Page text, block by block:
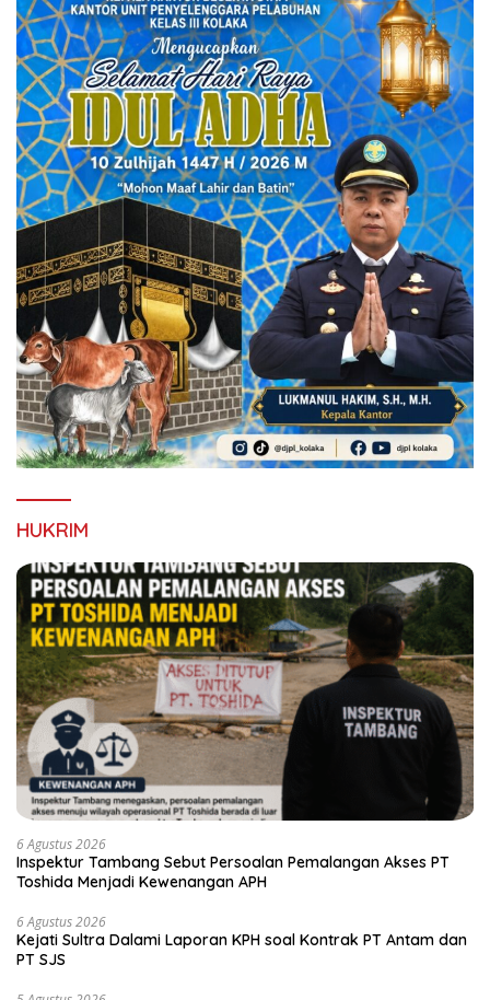
HUKRIM
6 Agustus 2026
Inspektur Tambang Sebut Persoalan Pemalangan Akses PT
Toshida Menjadi Kewenangan APH
6 Agustus 2026
Kejati Sultra Dalami Laporan KPH soal Kontrak PT Antam dan
PT SJS